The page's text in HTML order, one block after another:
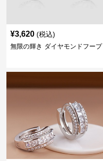
¥3,620 (税込)
無限の輝き ダイヤモンドフープ